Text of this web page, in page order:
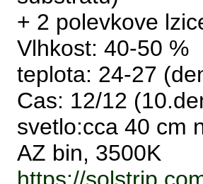
+ 2 polevkove
Vlhkost: 40-50 %
teplota: 24-27
Cas: 12/12
svetlo:cca 40 cm
AZ bin, 3500K